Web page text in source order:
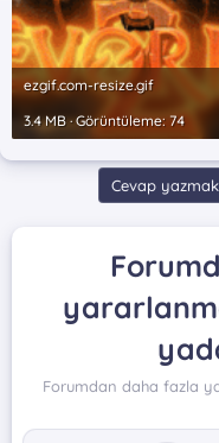
ezgif.com-resize.gif
3.4 MB · Görüntüleme: 74
Cevap
Forumdan daha fazla